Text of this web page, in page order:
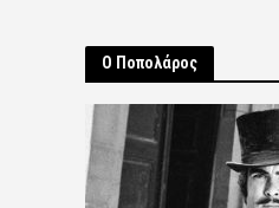
Ο Ποπολάρος